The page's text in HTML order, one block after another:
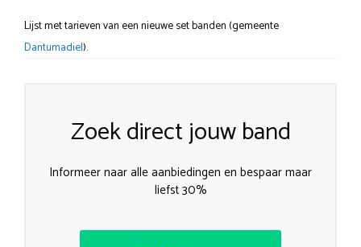
Lijst met tarieven van een nieuwe set banden (gemeente
Dantumadiel).
Zoek direct jouw band
Informeer naar alle aanbiedingen en bespaar maar
liefst 30%